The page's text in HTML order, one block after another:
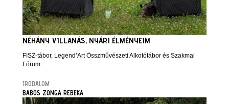
NÉHÁNY VILLANÁS, NYÁRI ÉLMÉNYEIM
FISZ-tábor, Legend’Art Összművészeti Alkotótábor és Szakmai
Fórum
IRODALOM
BABOS ZONGA REBEKA